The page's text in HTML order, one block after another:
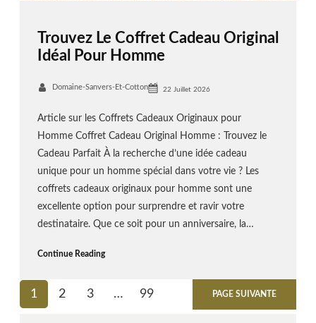
Trouvez Le Coffret Cadeau Original
Idéal Pour Homme
Domaine-Sanvers-Et-Cotton 22 Juillet 2026
Article sur les Coffrets Cadeaux Originaux pour
Homme Coffret Cadeau Original Homme : Trouvez le
Cadeau Parfait À la recherche d’une idée cadeau
unique pour un homme spécial dans votre vie ? Les
coffrets cadeaux originaux pour homme sont une
excellente option pour surprendre et ravir votre
destinataire. Que ce soit pour un anniversaire, la…
Continue Reading
1 2 3 … 99 PAGE SUIVANTE